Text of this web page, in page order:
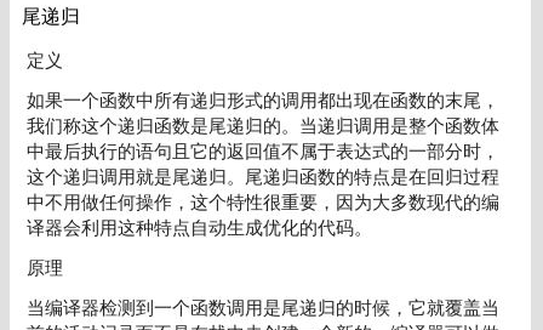
尾递归
定义
如果一个函数中所有递归形式的调用都出现在函数的末尾，
我们称这个递归函数是尾递归的。当递归调用是整个函数体
中最后执行的语句且它的返回值不属于表达式的一部分时，
这个递归调用就是尾递归。尾递归函数的特点是在回归过程
中不用做任何操作，这个特性很重要，因为大多数现代的编
译器会利用这种特点自动生成优化的代码。
原理
当编译器检测到一个函数调用是尾递归的时候，它就覆盖当